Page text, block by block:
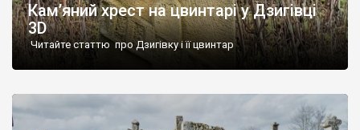
Кам’яний хрест на цвинтарі у Дзигівці
3D
Читайте статтю про Дзигівку і її цвинтар